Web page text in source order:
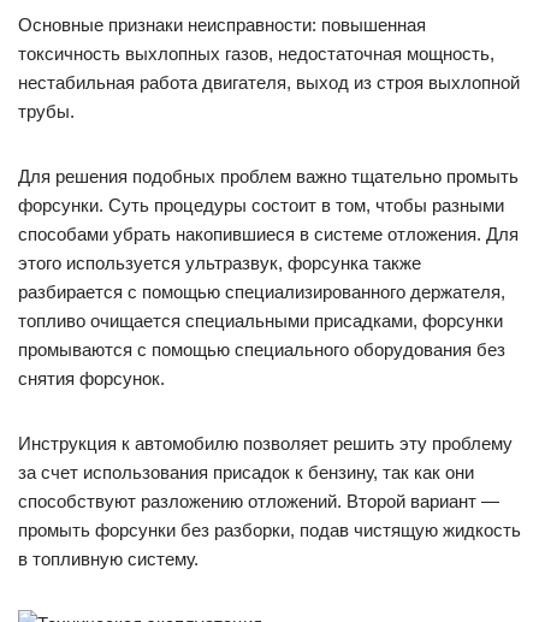
Основные признаки неисправности: повышенная
токсичность выхлопных газов, недостаточная мощность,
нестабильная работа двигателя, выход из строя выхлопной
трубы.
Для решения подобных проблем важно тщательно промыть
форсунки. Суть процедуры состоит в том, чтобы разными
способами убрать накопившиеся в системе отложения. Для
этого используется ультразвук, форсунка также
разбирается с помощью специализированного держателя,
топливо очищается специальными присадками, форсунки
промываются с помощью специального оборудования без
снятия форсунок.
Инструкция к автомобилю позволяет решить эту проблему
за счет использования присадок к бензину, так как они
способствуют разложению отложений. Второй вариант —
промыть форсунки без разборки, подав чистящую жидкость
в топливную систему.